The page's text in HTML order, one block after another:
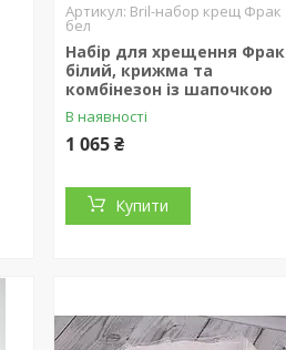
Bril-набор крещ Фрак
бел
Набір для хрещення Фрак
білий, крижма та
комбінезон із шапочкою
В наявності
1 065 ₴
Купити